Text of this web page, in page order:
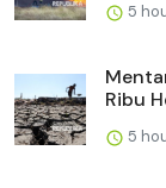
5
Ribu
5